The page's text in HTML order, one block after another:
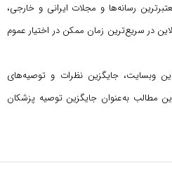
رسانه‌ها و مجلات ایرانی و خارجی،
در سریع‌ترین زمان ممکن در اختیار عموم
وبسایت، جایگزین نظرات و توصیه‌های
به‌عنوان جایگزین توصیه پزشکان